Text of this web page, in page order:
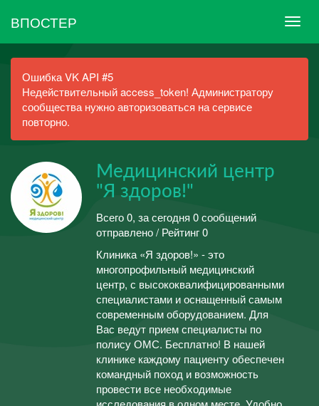
ВПОСТЕР
Ошибка VK API #5
Недействительный access_token! Администратору
сообщества нужно авторизоваться на сервисе
повторно.
Медицинский центр
"Я здоров!"
Всего 0, за сегодня 0 сообщений
отправлено / Рейтинг 0
Клиника «Я здоров!» - это
многопрофильный медицинский
центр, с высококвалифицированными
специалистами и оснащенный самым
современным оборудованием. Для
Вас ведут прием специалисты по
полису ОМС. Бесплатно! В нашей
клинике каждому пациенту обеспечен
командный поход и возможность
провести все необходимые